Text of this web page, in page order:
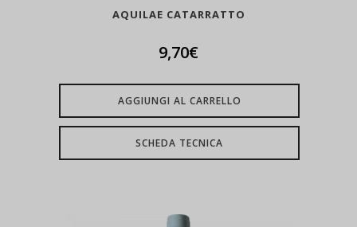
AQUILAE CATARRATTO
9,70€
AGGIUNGI AL CARRELLO
SCHEDA TECNICA